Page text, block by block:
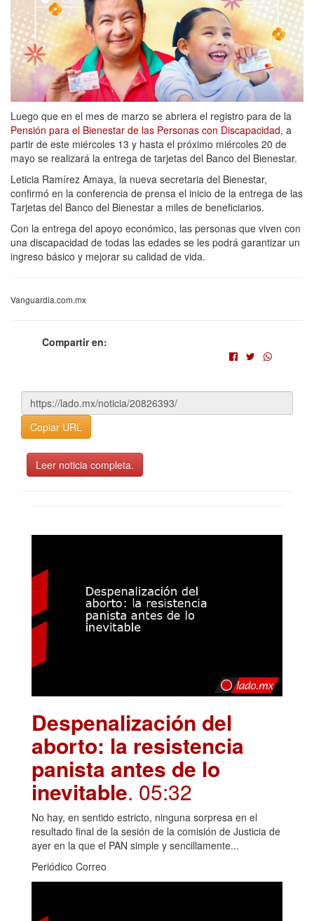
Luego que en el mes de marzo se abriera el registro para de la
Pensión para el Bienestar de las Personas con Discapacidad, a
partir de este miércoles 13 y hasta el próximo miércoles 20 de
mayo se realizará la entrega de tarjetas del Banco del Bienestar.
Leticia Ramírez Amaya, la nueva secretaria del Bienestar,
confirmó en la conferencia de prensa el inicio de la entrega de las
Tarjetas del Banco del Bienestar a miles de beneficiarios.
Con la entrega del apoyo económico, las personas que viven con
una discapacidad de todas las edades se les podrá garantizar un
ingreso básico y mejorar su calidad de vida.
Vanguardia.com.mx
Compartir en:
Copiar URL
Leer noticia completa.
Despenalización del
aborto: la resistencia
panista antes de lo
inevitable. 05:32
No hay, en sentido estricto, ninguna sorpresa en el
resultado final de la sesión de la comisión de Justicia de
ayer en la que el PAN simple y sencillamente...
Periódico Correo